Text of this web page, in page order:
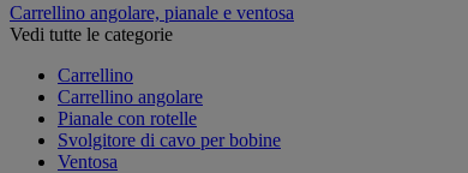
Carrellino angolare, pianale e ventosa
Vedi tutte le categorie
Carrellino
Carrellino angolare
Pianale con rotelle
Svolgitore di cavo per bobine
Ventosa